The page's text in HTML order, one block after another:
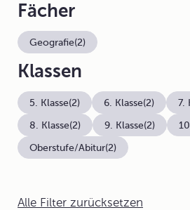
Alle Filter zurücksetzen
Fächer
Geografie(2)
Klassen
5. Klasse(2) 6. Klasse(2) 7.
8. Klasse(2) 9. Klasse(2)
Oberstufe/Abitur(2)